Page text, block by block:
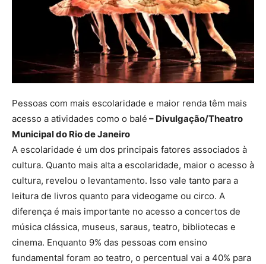
Pessoas com mais escolaridade e maior renda têm mais
acesso a atividades como o balé – Divulgação/Theatro
Municipal do Rio de Janeiro
A escolaridade é um dos principais fatores associados à
cultura. Quanto mais alta a escolaridade, maior o acesso à
cultura, revelou o levantamento. Isso vale tanto para a
leitura de livros quanto para videogame ou circo. A
diferença é mais importante no acesso a concertos de
música clássica, museus, saraus, teatro, bibliotecas e
cinema. Enquanto 9% das pessoas com ensino
fundamental foram ao teatro, o percentual vai a 40% para